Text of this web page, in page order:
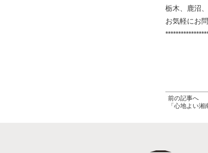
栃木、鹿沼
お気軽にお
前の記事へ
「心地よい湘